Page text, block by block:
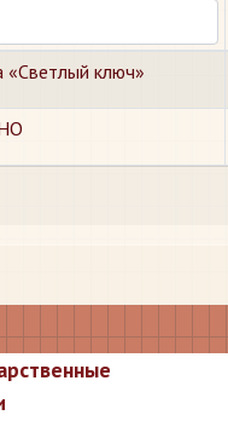
«Светлый ключ»